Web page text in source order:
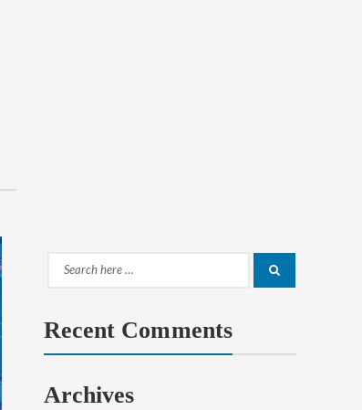
Search
Recent Comments
Archives